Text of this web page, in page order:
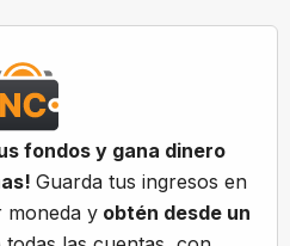
fondos y gana dinero
Guarda tus ingresos en
moneda y obtén desde un